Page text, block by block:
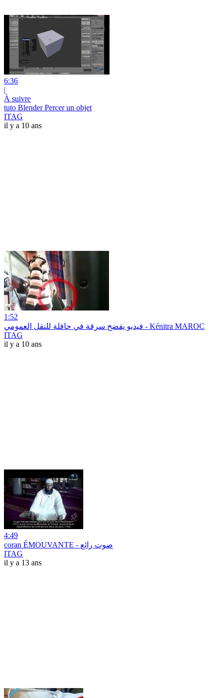
6:36
|
À suivre
tuto Blender Percer un objet
ITAG
il y a 10 ans
1:52
فيديو يفضح سرقة في حافلة للنقل العمومي - Kénitra MAROC
ITAG
il y a 10 ans
4:49
coran ÉMOUVANTE - صوت رائع
ITAG
il y a 13 ans